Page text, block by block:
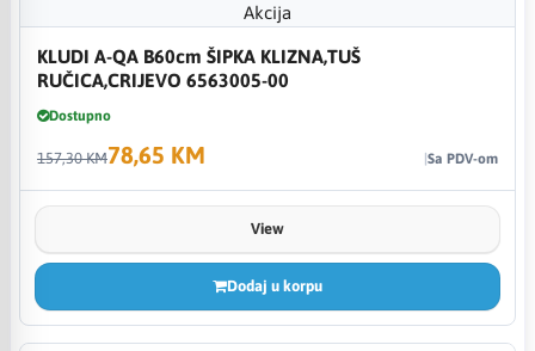
Akcija
KLUDI A-QA B60cm ŠIPKA KLIZNA,TUŠ
RUČICA,CRIJEVO 6563005-00
Dostupno
157,30 KM78,65 KM Sa PDV-om
View
Dodaj u korpu